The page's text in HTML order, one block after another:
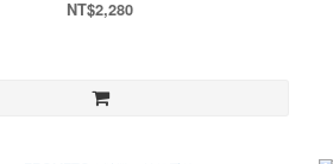
NT$2,280